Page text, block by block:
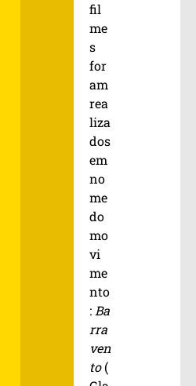
fil
me
s
for
am
rea
liza
dos
em
no
me
do
mo
vi
me
nto
:Ba
rra
ven
to(